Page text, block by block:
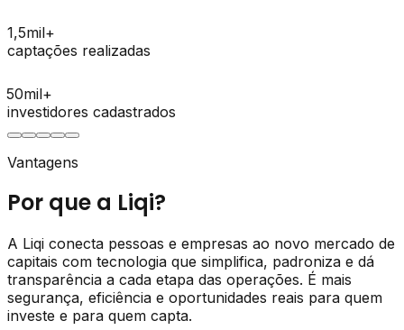
1,5mil+
captações realizadas
50mil+
investidores cadastrados
Vantagens
Por que a Liqi?
A Liqi conecta pessoas e empresas ao novo mercado de
capitais com tecnologia que simplifica, padroniza e dá
transparência a cada etapa das operações. É mais
segurança, eficiência e oportunidades reais para quem
investe e para quem capta.